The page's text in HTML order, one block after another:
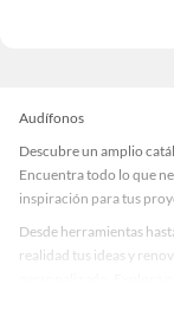
Audífonos
Descubre un amplio
Encuentra todo lo que
inspiración para tus
Desde herramientas
realidad tus ideas y
accesorios de calidad